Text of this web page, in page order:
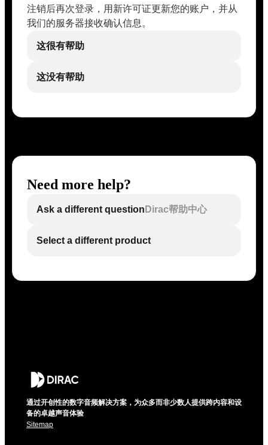
注销后再次登录，用新许可证更新您的账户，并从
我们的服务器接收确认信息。
这很有帮助
这没有帮助
Need more help?
Ask a different question Dirac帮助中心
Select a different product
通过开创性的数字音频解决方案，为众多而非少数人提供跨内容和设
备的卓越声音体验
Sitemap